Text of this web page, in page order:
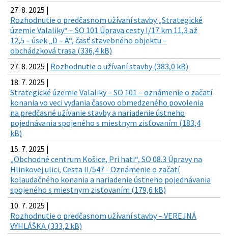
27. 8. 2025 |
Rozhodnutie o predčasnom užívaní stavby „Strategické
územie Valaliky“ – SO 101 Úprava cesty I/17 km 11,3 až
12,5 – úsek „D – A“, časť stavebného objektu –
obchádzková trasa (336,4 kB)
27. 8. 2025 | Rozhodnutie o užívaní stavby (383,0 kB)
18. 7. 2025 |
Strategické územie Valaliky – SO 101 – oznámenie o začatí
konania vo veci vydania časovo obmedzeného povolenia
na predčasné užívanie stavby a nariadenie ústneho
pojednávania spojeného s miestnym zisťovaním (183,4
kB)
15. 7. 2025 |
„Obchodné centrum Košice, Pri hati“, SO 08.3 Úpravy na
Hlinkovej ulici, Cesta II/547 - Oznámenie o začatí
kolaudačného konania a nariadenie ústneho pojednávania
spojeného s miestnym zisťovaním (179,6 kB)
10. 7. 2025 |
Rozhodnutie o predčasnom užívaní stavby – VEREJNÁ
VYHLÁŠKA (333,2 kB)